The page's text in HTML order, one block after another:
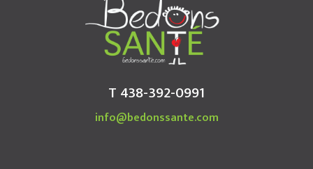
T 438-392-0991
info@bedonssante.com